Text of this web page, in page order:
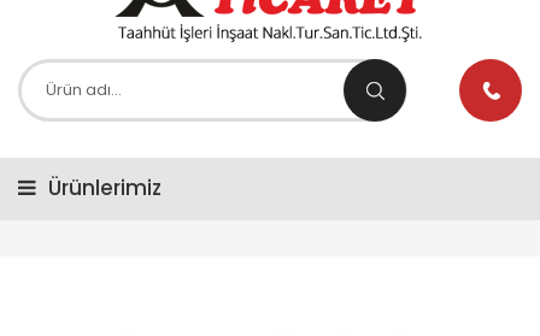
Ürünlerimiz